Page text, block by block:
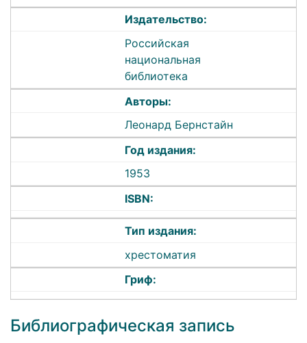
Издательство:
Российская
национальная
библиотека
Авторы:
Леонард Бернстайн
Год издания:
1953
ISBN:
Тип издания:
хрестоматия
Гриф:
Библиографическая запись